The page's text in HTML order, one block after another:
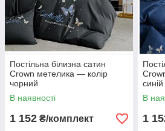
Постільна білизна сатин
Crown метелика — колір
чорний
В наявності
1 152 ₴/комплект
синій
В
1